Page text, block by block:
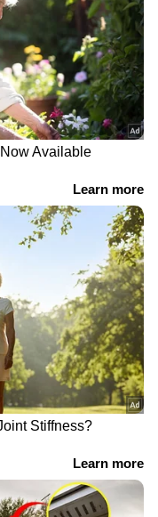
മാനുവൽ
കൺവെർട്ടർ